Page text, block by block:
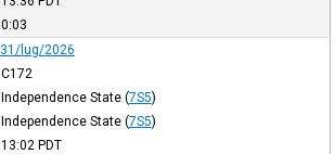
0:03
31/lug/2026
C172
Independence State (7S5)
Independence State (7S5)
13:02 PDT